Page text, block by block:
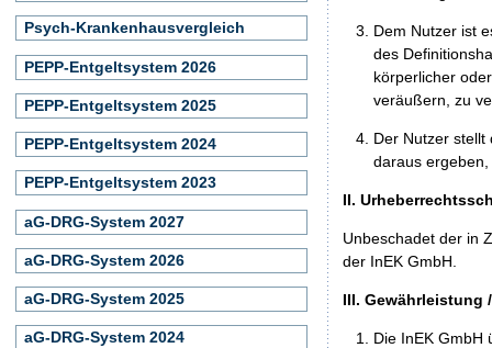
Dem Nutzer ist
des
körperlicher
veräußern, zu
Der Nutzer stellt
daraus
II.
Unbeschadet der in
der InEK GmbH.
III. Gewährleistung
Die InEK GmbH
Psych-Krankenhausvergleich
PEPP-Entgeltsystem 2026
PEPP-Entgeltsystem 2025
PEPP-Entgeltsystem 2024
PEPP-Entgeltsystem 2023
aG-DRG-System 2027
aG-DRG-System 2026
aG-DRG-System 2025
aG-DRG-System 2024